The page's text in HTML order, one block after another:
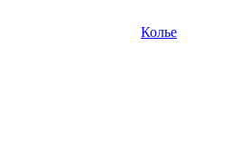
Колье